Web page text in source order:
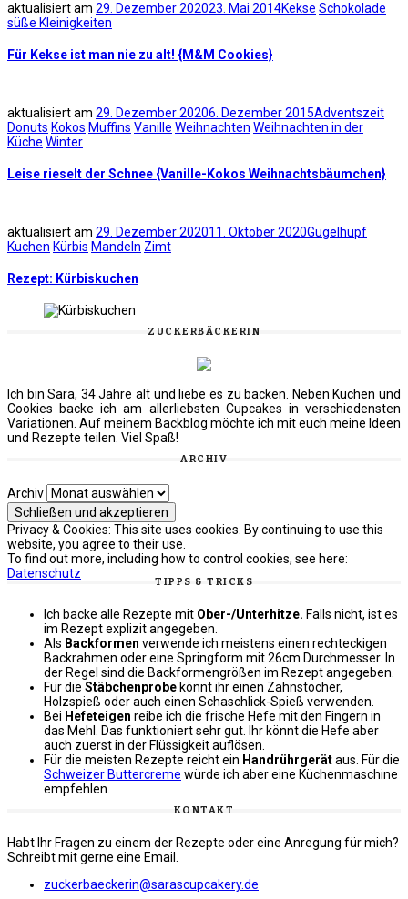
aktualisiert am 29. Dezember 202023. Mai 2014Kekse Schokolade
süße Kleinigkeiten
Für Kekse ist man nie zu alt! {M&M Cookies}
aktualisiert am 29. Dezember 20206. Dezember 2015Adventszeit
Donuts Kokos Muffins Vanille Weihnachten Weihnachten in der
Küche Winter
Leise rieselt der Schnee {Vanille-Kokos Weihnachtsbäumchen}
aktualisiert am 29. Dezember 202011. Oktober 2020Gugelhupf
Kuchen Kürbis Mandeln Zimt
Rezept: Kürbiskuchen
ZUCKERBÄCKERIN
Ich bin Sara, 34 Jahre alt und liebe es zu backen. Neben Kuchen und
Cookies backe ich am allerliebsten Cupcakes in verschiedensten
Variationen. Auf meinem Backblog möchte ich mit euch meine Ideen
und Rezepte teilen. Viel Spaß!
ARCHIV
Archiv
Privacy & Cookies: This site uses cookies. By continuing to use this
website, you agree to their use.
To find out more, including how to control cookies, see here:
Datenschutz
TIPPS & TRICKS
Ich backe alle Rezepte mit Ober-/Unterhitze. Falls nicht, ist es
im Rezept explizit angegeben.
Als Backformen verwende ich meistens einen rechteckigen
Backrahmen oder eine Springform mit 26cm Durchmesser. In
der Regel sind die Backformengrößen im Rezept angegeben.
Für die Stäbchenprobe könnt ihr einen Zahnstocher,
Holzspieß oder auch einen Schaschlick-Spieß verwenden.
Bei Hefeteigen reibe ich die frische Hefe mit den Fingern in
das Mehl. Das funktioniert sehr gut. Ihr könnt die Hefe aber
auch zuerst in der Flüssigkeit auflösen.
Für die meisten Rezepte reicht ein Handrührgerätaus. Für die
Schweizer Buttercreme würde ich aber eine Küchenmaschine
empfehlen.
KONTAKT
Habt Ihr Fragen zu einem der Rezepte oder eine Anregung für mich?
Schreibt mit gerne eine Email.
zuckerbaeckerin@sarascupcakery.de